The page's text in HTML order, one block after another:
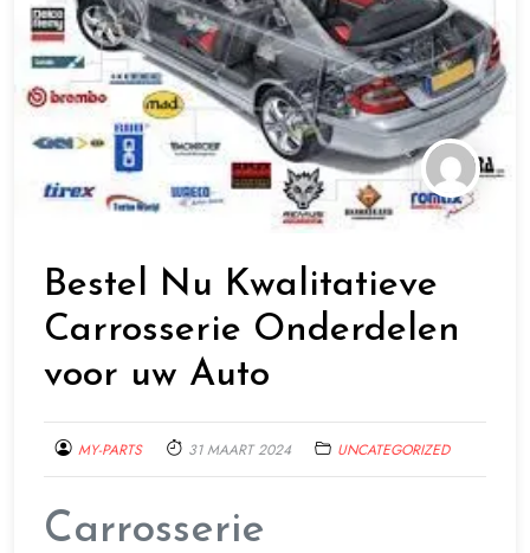
Bestel Nu Kwalitatieve
Carrosserie Onderdelen
voor uw Auto
MY-PARTS 31 MAART 2024 UNCATEGORIZED
Carrosserie